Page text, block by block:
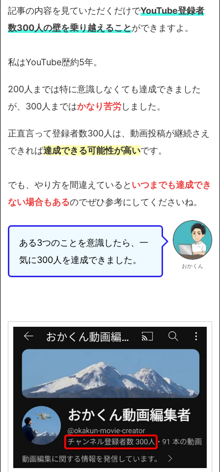
記事の内容を見ていただくだけでYouTube登録者
数300人の壁を乗り越えることができますよ。
私はYouTube歴約5年。
200人までは特に意識しなくても達成できました
が、300人まではかなり苦労しました。
正直言って登録者数300人は、動画投稿が継続さえ
できれば達成できる可能性が高いです。
でも、やり方を間違えていると いつまでも達成でき
ない場合もあるのでぜひ参考にしてくださいね。
ある3つのことを意識したら、一
気に300人を達成できました。
おかくん